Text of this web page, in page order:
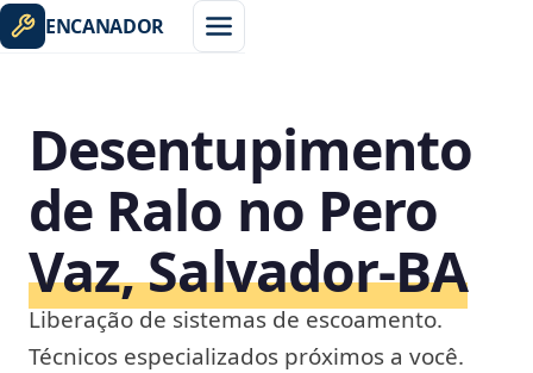
ENCANADOR
Desentupimento
de Ralo no Pero
Vaz, Salvador‑BA
Liberação de sistemas de escoamento.
Técnicos especializados próximos a você.